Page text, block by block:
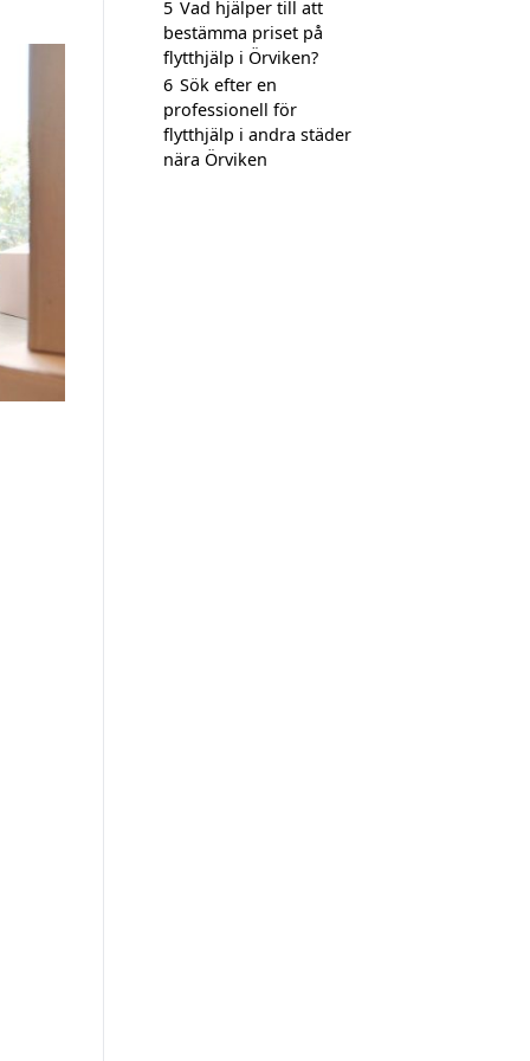
5 Vad hjälper till att
bestämma priset på
flytthjälp i Örviken?
6 Sök efter en
professionell för
flytthjälp i andra städer
nära Örviken